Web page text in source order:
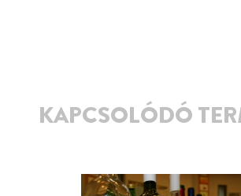
KAPCSOLÓDÓ